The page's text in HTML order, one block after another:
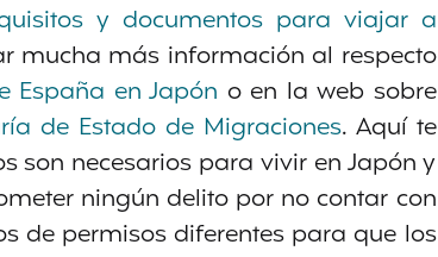
y documentos para viajar a
mucha más información al respecto
España en Japón o en la web sobre
de Estado de Migraciones. Aquí te
son necesarios para vivir en Japón y
ningún delito por no contar con
de permisos diferentes para que los